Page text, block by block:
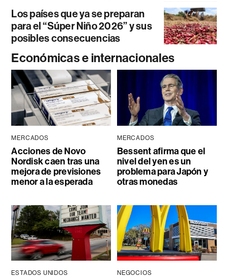
Los países que ya se preparan
para el “Súper Niño 2026” y sus
posibles consecuencias
Económicas e internacionales
MERCADOS
Acciones de Novo
Nordisk caen tras una
mejora de previsiones
menor a la esperada
MERCADOS
Bessent afirma que el
nivel del yen es un
problema para Japón y
otras monedas
ESTADOS UNIDOS NEGOCIOS